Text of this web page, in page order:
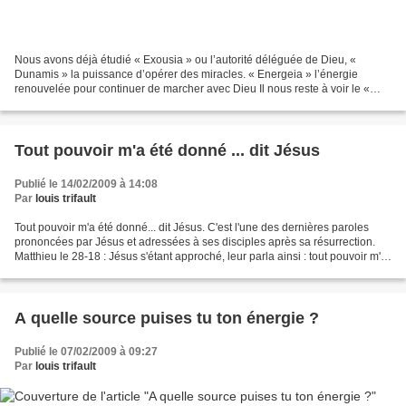
Nous avons déjà étudié « Exousia » ou l’autorité déléguée de Dieu, «
Dunamis » la puissance d’opérer des miracles. « Energeia » l’énergie
renouvelée pour continuer de marcher avec Dieu Il nous reste à voir le «
Tout pouvoir m'a été donné ... dit Jésus
Publié le 14/02/2009 à 14:08
Par louis trifault
Tout pouvoir m'a été donné... dit Jésus. C'est l'une des dernières paroles
prononcées par Jésus et adressées à ses disciples après sa résurrection.
Matthieu le 28-18 : Jésus s'étant approché, leur parla ainsi : tout pouvoir m'a
A quelle source puises tu ton énergie ?
Publié le 07/02/2009 à 09:27
Par louis trifault